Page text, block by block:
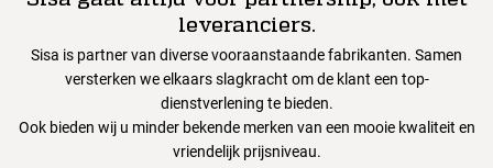
leveranciers.
Sisa is partner van diverse vooraanstaande fabrikanten. Samen
versterken we elkaars slagkracht om de klant een top-
dienstverlening te bieden.
Ook bieden wij u minder bekende merken van een mooie kwaliteit en
vriendelijk prijsniveau.